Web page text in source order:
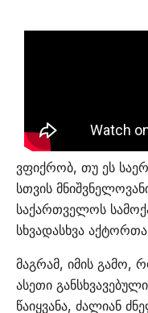
ვფიქრობ, თუ ეს
სთვის
საქართველოს
სხვადასხვა
მაგრამ, იმის გამო,
ასეთი
წაიყვანა, ძალიან